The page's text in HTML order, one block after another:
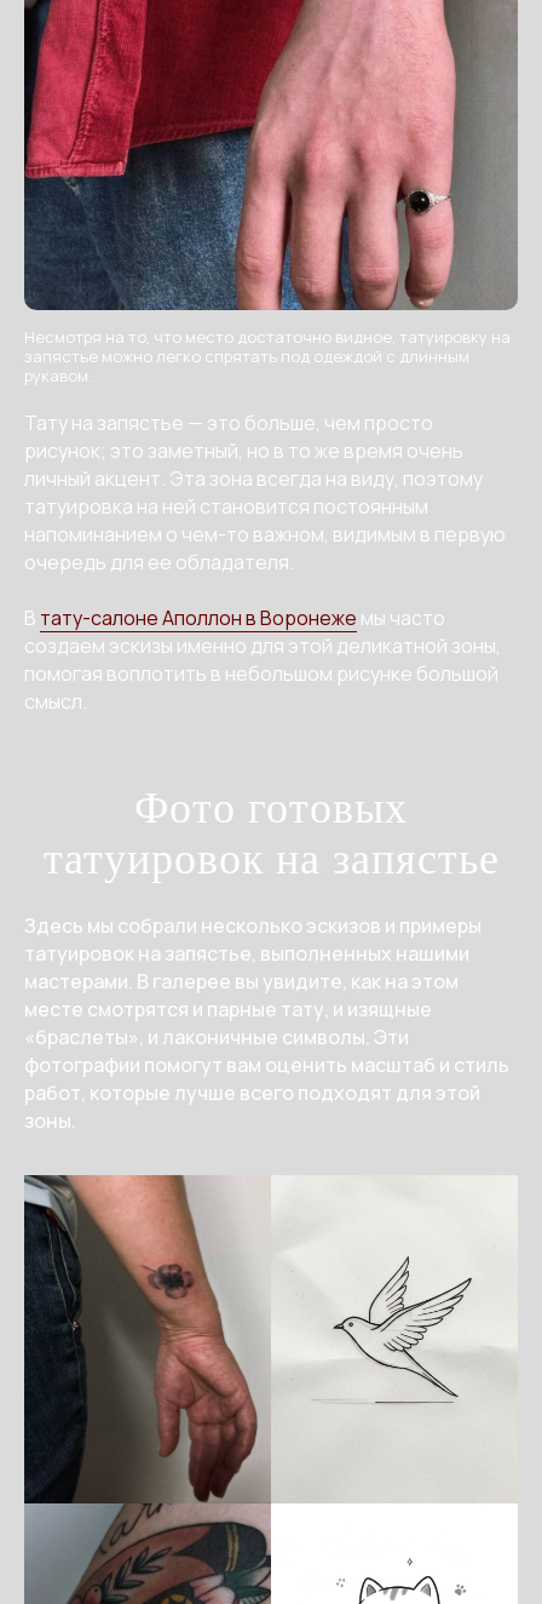
Несмотря на то, что место достаточно видное, татуировку на
запястье можно легко спрятать под одеждой с длинным
рукавом.
Тату на запястье — это больше, чем просто
рисунок; это заметный, но в то же время очень
личный акцент. Эта зона всегда на виду, поэтому
татуировка на ней становится постоянным
напоминанием о чем-то важном, видимым в первую
очередь для ее обладателя.
В тату-салоне Аполлон в Воронеже мы часто
создаем эскизы именно для этой деликатной зоны,
помогая воплотить в небольшом рисунке большой
смысл.
Фото готовых
татуировок на запястье
Здесь мы собрали несколько эскизов и примеры
татуировок на запястье, выполненных нашими
мастерами. В галерее вы увидите, как на этом
месте смотрятся и парные тату, и изящные
«браслеты», и лаконичные символы. Эти
фотографии помогут вам оценить масштаб и стиль
работ, которые лучше всего подходят для этой
зоны.